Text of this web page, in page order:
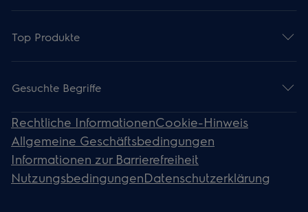
Top Produkte
Gesuchte Begriffe
Rechtliche InformationenCookie-Hinweis
Allgemeine Geschäftsbedingungen
Informationen zur Barrierefreiheit
NutzungsbedingungenDatenschutzerklärung